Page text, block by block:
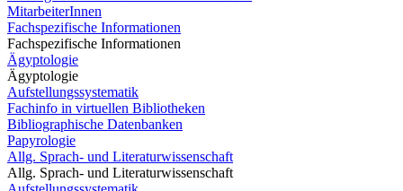
MitarbeiterInnen
Fachspezifische Informationen
Fachspezifische Informationen
Ägyptologie
Ägyptologie
Aufstellungssystematik
Fachinfo in virtuellen Bibliotheken
Bibliographische Datenbanken
Papyrologie
Allg. Sprach- und Literaturwissenschaft
Allg. Sprach- und Literaturwissenschaft